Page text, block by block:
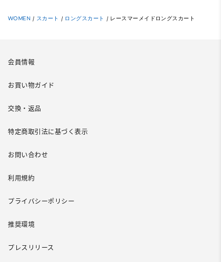
WOMEN / スカート / ロングスカート / レースマーメイドロングスカート
会員情報
お買い物ガイド
交換・返品
特定商取引法に基づく表示
お問い合わせ
利用規約
プライバシーポリシー
推奨環境
プレスリリース